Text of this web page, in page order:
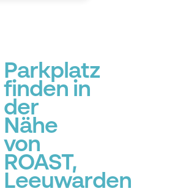
Parkplatz
finden in
der
Nähe
von
ROAST,
Leeuwarden